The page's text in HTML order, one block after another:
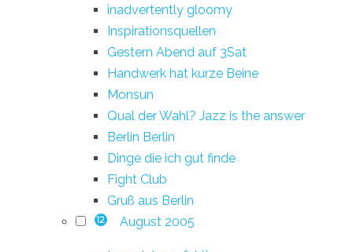
inadvertently gloomy
Inspirationsquellen
Gestern Abend auf 3Sat
Handwerk hat kurze Beine
Monsun
Qual der Wahl? Jazz is the answer
Berlin Berlin
Dinge die ich gut finde
Fight Club
Gruß aus Berlin
12 August 2005